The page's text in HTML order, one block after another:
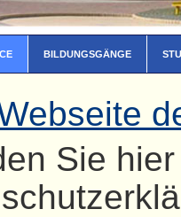
BILDUNGSGÄNGE
Sie